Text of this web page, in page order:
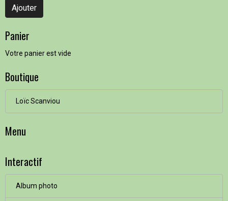
Ajouter
Panier
Votre panier est vide
Boutique
Loïc Scanviou
Menu
Interactif
Album photo